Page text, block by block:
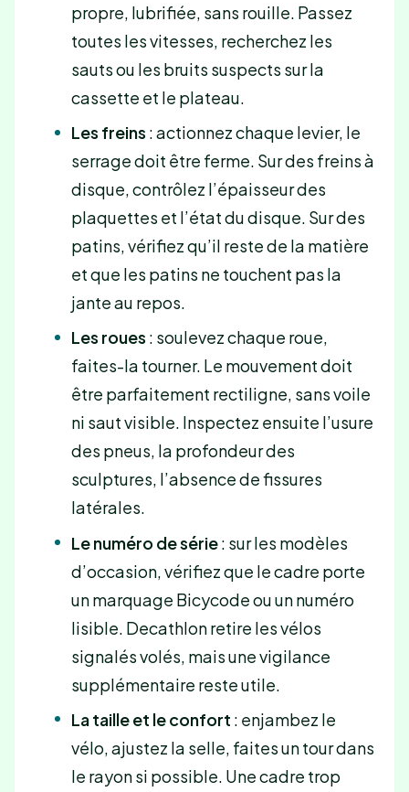
propre, lubrifiée, sans rouille. Passez
toutes les vitesses, recherchez les
sauts ou les bruits suspects sur la
cassette et le plateau.
Les freins : actionnez chaque levier, le
serrage doit être ferme. Sur des freins à
disque, contrôlez l’épaisseur des
plaquettes et l’état du disque. Sur des
patins, vérifiez qu’il reste de la matière
et que les patins ne touchent pas la
jante au repos.
Les roues : soulevez chaque roue,
faites-la tourner. Le mouvement doit
être parfaitement rectiligne, sans voile
ni saut visible. Inspectez ensuite l’usure
des pneus, la profondeur des
sculptures, l’absence de fissures
latérales.
Le numéro de série: sur les modèles
d’occasion, vérifiez que le cadre porte
un marquage Bicycode ou un numéro
lisible. Decathlon retire les vélos
signalés volés, mais une vigilance
supplémentaire reste utile.
La taille et le confort : enjambez le
vélo, ajustez la selle, faites un tour dans
le rayon si possible. Une cadre trop